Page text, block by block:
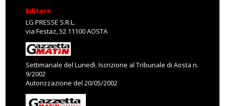
Editore
LG PRESSE S.R.L.
via Festaz, 52 11100 AOSTA
Settimanale del Lunedì. Iscrizione al Tribunale di Aosta n.
9/2002
Autorizzazione del 20/05/2002